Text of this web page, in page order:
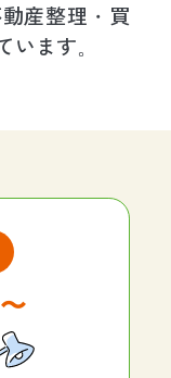
産整理・買
ます。